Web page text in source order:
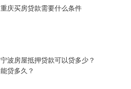
重庆买房贷款需要什么条件
宁波房屋抵押贷款可以贷多少？
能贷多久？